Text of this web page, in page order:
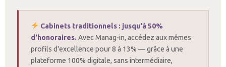
Cabinets traditionnels : jusqu'à 50%
d'honoraires. Avec Manag-in, accédez aux mêmes
profils d'excellence pour 8 à 13% — grâce à une
plateforme 100% digitale, sans intermédiaire,